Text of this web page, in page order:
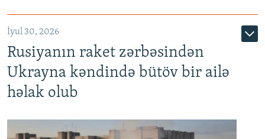
İyul 30, 2026
Rusiyanın raket zərbəsindən
Ukrayna kəndində bütöv bir ailə
həlak olub